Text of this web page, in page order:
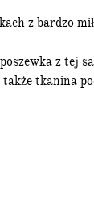
z bardzo
z tej
tkanina